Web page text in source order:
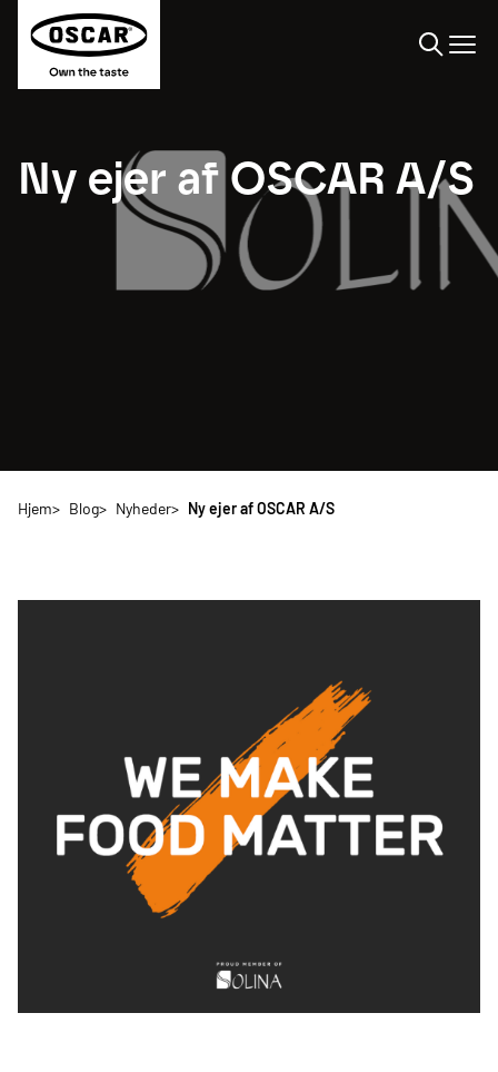
Søge
Ny ejer af OSCAR A/S
Hjem Blog Nyheder Ny ejer af OSCAR A/S